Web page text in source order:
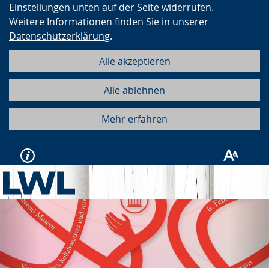
Einstellungen unten auf der Seite widerrufen.
Weitere Informationen finden Sie in unserer
Datenschutzerklärung.
Alle akzeptieren
Alle ablehnen
Mehr erfahren
Vorherige